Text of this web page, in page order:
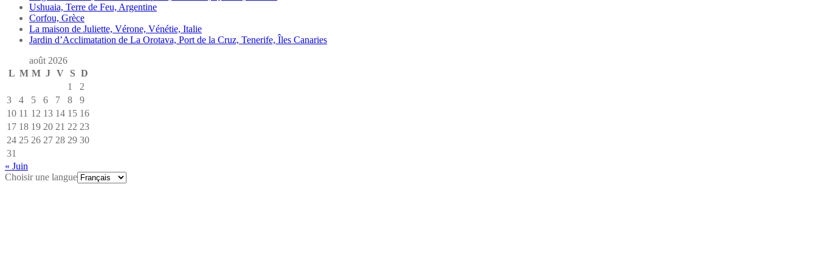
Ushuaia, Terre de Feu, Argentine
Corfou, Grèce
La maison de Juliette, Vérone, Vénétie, Italie
Jardin d’Acclimatation de La Orotava, Port de la Cruz, Tenerife, Îles Canaries
août 2026
L M M J V S D
1
2
3
4 5 6 7 8
9
10 11 12 13 14 15 16
17 18 19 20 21 22 23
24 25 26 27 28 29 30
31
« Juin
Choisir une langue